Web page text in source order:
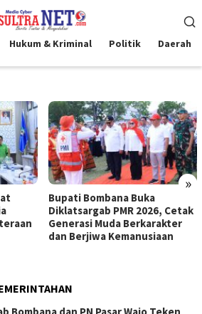
Hukum & Kriminal Politik Daerah
»
Bupati Bombana Buka
Diklatsargab PMR 2026, Cetak
Generasi Muda Berkarakter
dan Berjiwa Kemanusiaan